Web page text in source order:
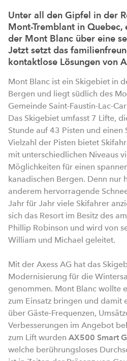
Unter all den Gipfel in der
Mont-Tremblant in
der Mont Blanc über eine
Jetzt setzt das
kontaktlose Lösungen von
Mont Blanc ist ein Skigebiet in
Bergen und liegt südlich des
Gemeinde Saint-Faustin-Lac-
Das Skigebiet umfasst 7 Lifte,
Stunde auf 43 Pisten und
Vielzahl der Pisten bietet
mit unterschiedlichen Niveaus
Möglichkeiten für einen
kanadischen Bergen. Denn nur
anderem hervorragende
Jahr für Jahr viele Skifahrer
sich das Resort im Besitz des
Phillip Robinson und wird von
William und Michael geleitet.
Mit der Axess AG hat das
Modernisierung für die
genommen. Mont Blanc wollte
zum Einsatz bringen und damit
über Gäste-Frequenzen,
Verbesserungen im Angebot
zum Lift wurden AX500 Smart
welche berührungsloses